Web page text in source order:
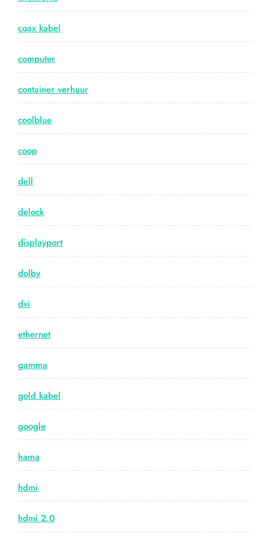
coax kabel
computer
container verhuur
coolblue
coop
dell
delock
displayport
dolby
dvi
ethernet
gamma
gold kabel
google
hama
hdmi
hdmi 2.0